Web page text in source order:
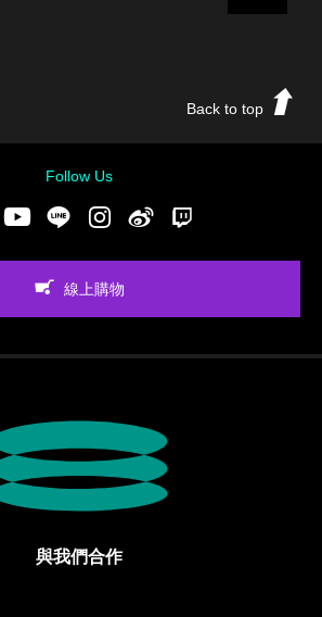
Back to top
Follow Us
FacebookYoutubeLINE Instgram新浪微博
線上購物
與我們合作